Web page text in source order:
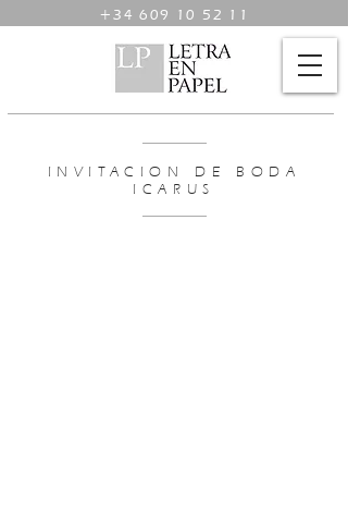
+34 609 10 52 11
INVITACION DE BODA
ICARUS